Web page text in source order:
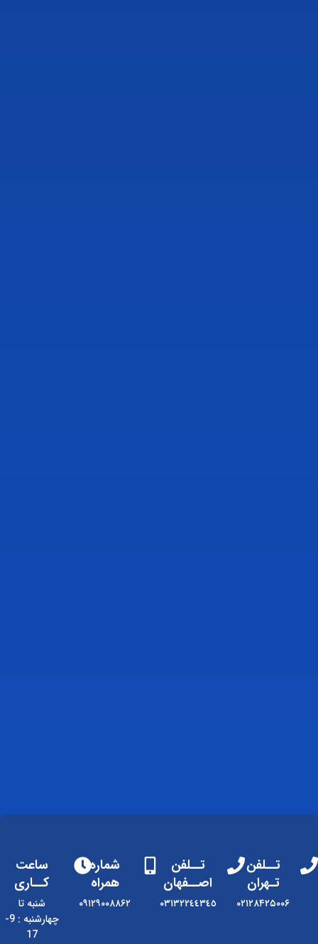
تــلفن
تـهران
۰۲۱۲۸۴۲۵۰۰۶
تــلفن
اصــفهان
٠٣١٣٢٢٤٤٣٤٥
شماره
همراه
۰۹۱۲۹۰۰۸۸۶۲
ساعت
کــاری
شنبه تا
چهارشنبه : 9-
17